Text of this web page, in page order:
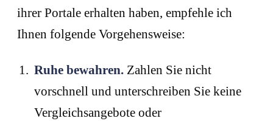
ihrer Portale erhalten haben, empfehle ich
Ihnen folgende Vorgehensweise:
Ruhe bewahren. Zahlen Sie nicht
vorschnell und unterschreiben Sie keine
Vergleichsangebote oder